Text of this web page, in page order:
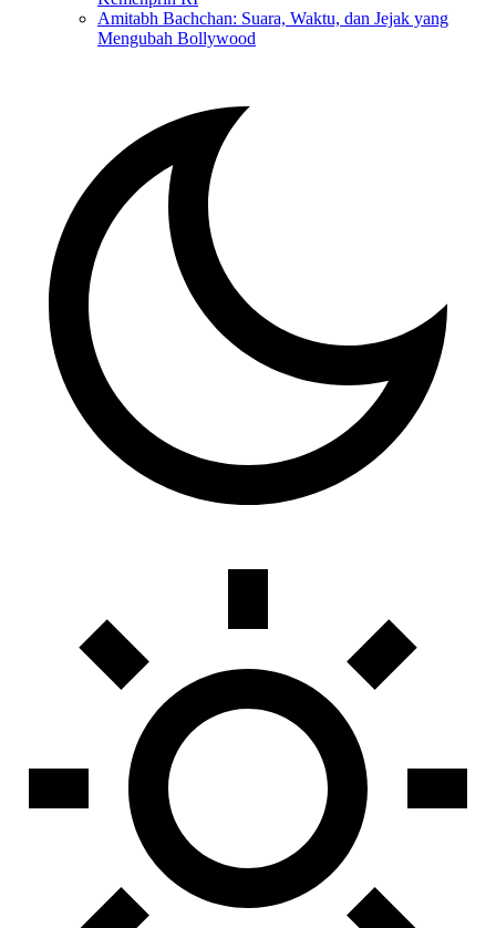
Amitabh Bachchan: Suara, Waktu, dan Jejak yang
Mengubah Bollywood